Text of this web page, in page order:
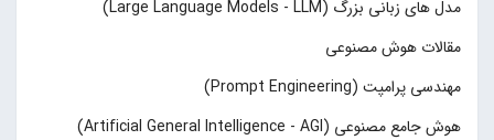
مدل های زبانی بزرگ (Large Language Models - LLM)
مقالات هوش مصنوعی
مهندسی پرامپت (Prompt Engineering)
هوش جامع مصنوعی (Artificial General Intelligence - AGI)